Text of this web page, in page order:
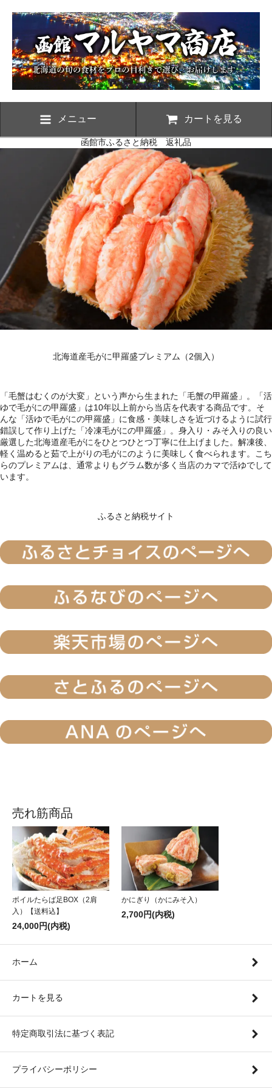
メニュー カートを見る
函館市ふるさと納税 返礼品
北海道産毛がに甲羅盛プレミアム（2個入）
「毛蟹はむくのが大変」という声から生まれた「毛蟹の甲羅盛」。「活
ゆで毛がにの甲羅盛」は10年以上前から当店を代表する商品です。そ
んな「活ゆで毛がにの甲羅盛」に食感・美味しさを近づけるように試行
錯誤して作り上げた「冷凍毛がにの甲羅盛」。身入り・みそ入りの良い
厳選した北海道産毛がにをひとつひとつ丁寧に仕上げました。解凍後、
軽く温めると茹で上がりの毛がにのように美味しく食べられます。こち
らのプレミアムは、通常よりもグラム数が多く当店のカマで活ゆでして
います。
ふるさと納税サイト
売れ筋商品
ボイルたらば足BOX（2肩
入）【送料込】
24,000円(内税)
かにぎり（かにみそ入）
2,700円(内税)
ホーム
カートを見る
特定商取引法に基づく表記
プライバシーポリシー